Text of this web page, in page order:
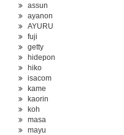
assun
ayanon
AYURU
fuji
getty
hidepon
hiko
isacom
kame
kaorin
koh
masa
mayu